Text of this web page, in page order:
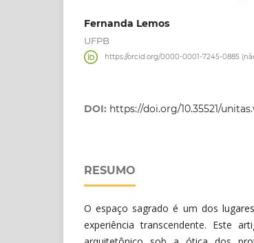
Fernanda Lemos
UFPB
https://orcid.org/0000-0001-7245-0885
DOI: https://doi.org/10.35521/
RESUMO
O espaço sagrado é um dos
experiência transcendente. Este